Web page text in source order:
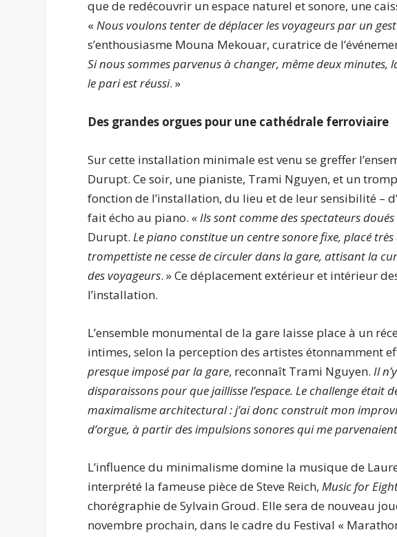
que de redécouvrir un espace naturel et sonore, une
«Nous voulons tenter de déplacer les voyageurs par un
s’enthousiasme Mouna Mekouar, curatrice de
Si nous sommes parvenus à changer, même deux
le pari est réussi. »
Des grandes orgues pour une cathédrale ferroviaire
Sur cette installation minimale est venu se greffer
Durupt. Ce soir, une pianiste, Trami Nguyen, et un
fonction de l’installation, du lieu et de leur sensibilité –
fait écho au piano.« Ils sont comme des spectateurs
Durupt. Le piano constitue un centre sonore fixe, placé
trompettiste ne cesse de circuler dans la gare, attisant la
des voyageurs. » Ce déplacement extérieur et intérieur
l’installation.
L’ensemble monumental de la gare laisse place à un
intimes, selon la perception des artistes étonnamment
presque imposé par la gare, reconnaît Trami Nguyen.Il
disparaissons pour que jaillisse l’espace. Le challenge
maximalisme architectural : j’ai donc construit mon
d’orgue, à partir des impulsions sonores qui me parvenaient
L’influence du minimalisme domine la musique de
interprété la fameuse pièce de Steve Reich,Music for
chorégraphie de Sylvain Groud. Elle sera de nouveau
novembre prochain, dans le cadre du Festival «